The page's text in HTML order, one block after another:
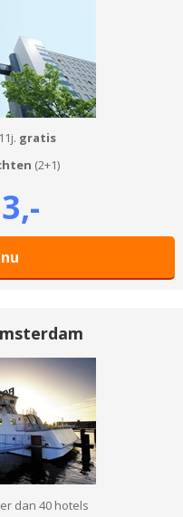
gratis
(2+1)
dan 40 hotels